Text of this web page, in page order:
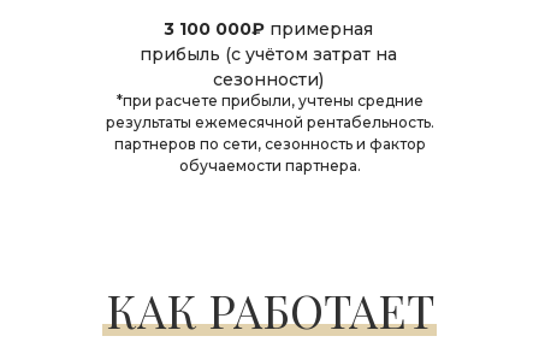
3 100 000₽примерная
прибыль (с учётом затрат на
сезонности)
*при расчете прибыли, учтены средние
результаты ежемесячной рентабельность.
партнеров по сети, сезонность и фактор
обучаемости партнера.
КАК РАБОТАЕТ